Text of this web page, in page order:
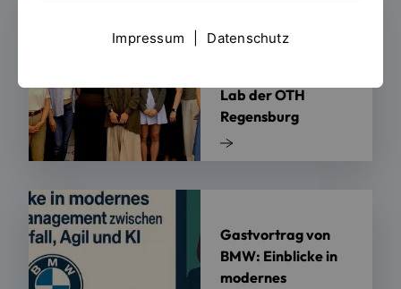
Digital Innovation
Lab der OTH
Regensburg
Gastvortrag von
BMW: Einblicke in
modernes
Impressum Datenschutz